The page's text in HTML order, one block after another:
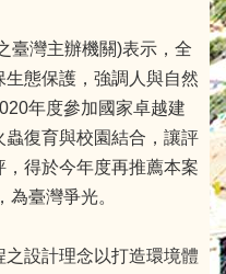
臺灣主辦機關)表示，全
態保護，強調人與自然
年度參加國家卓越建
復育與校園結合，讓評
得於今年度再推薦本案
臺灣爭光。
設計理念以打造環境體